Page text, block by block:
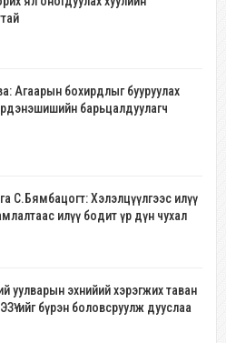
Агаарын бохирдлыг бууруулах
барьцалдуулагч
С.Бямбацогт: Хэлэлцүүлгээс илүү
илүү бодит үр дүн чухал
уулварын эхнийий хэрэгжих таван
ийг бүрэн боловсруулж дууслаа